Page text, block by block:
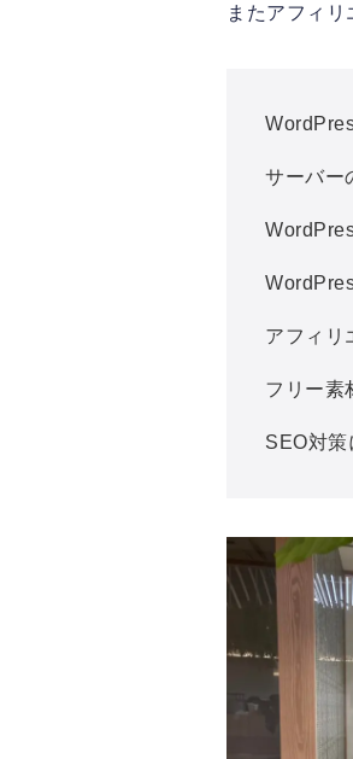
またアフィ
サーバー
アフィリ
フリー素
SEO対策